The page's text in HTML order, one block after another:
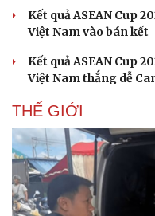
Kết quả ASEAN Cup
Việt Nam vào bán kết
Kết quả ASEAN Cup
Việt Nam thắng dễ
THẾ GIỚI